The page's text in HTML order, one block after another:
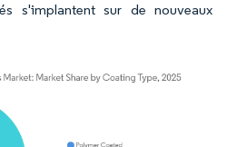
s'implantent sur de nouveaux